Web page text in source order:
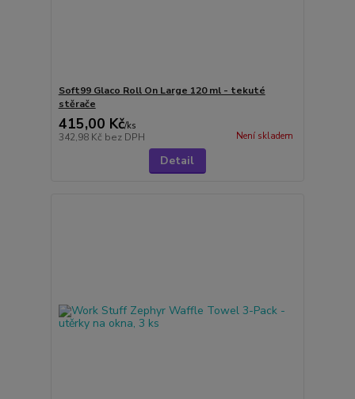
Soft99 Glaco Roll On Large 120 ml - tekuté
stěrače
415,00 Kč/ks
342,98 Kč bez DPH Není skladem
Detail